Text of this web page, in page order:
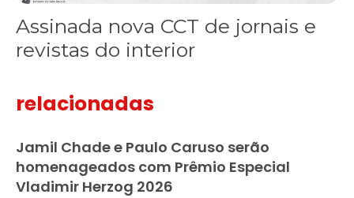
Assinada nova CCT de jornais e
revistas do interior
relacionadas
Jamil Chade e Paulo Caruso serão
homenageados com Prêmio Especial
Vladimir Herzog 2026